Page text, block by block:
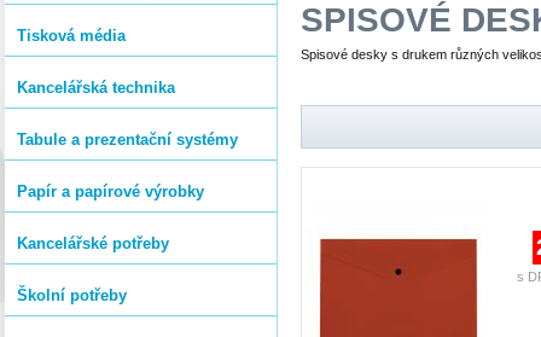
SPISOVÉ
Spisové desky s drukem různých
s
Tisková média
Kancelářská technika
Tabule a prezentační systémy
Papír a papírové výrobky
Kancelářské potřeby
Školní potřeby